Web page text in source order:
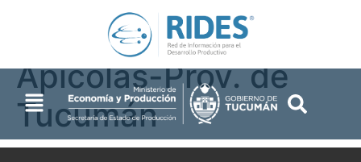
Productores
Apícolas-Prov. de
Tucumán